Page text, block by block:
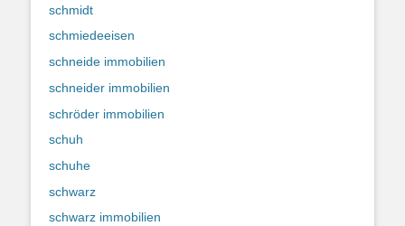
schmidt
schmiedeeisen
schneide immobilien
schneider immobilien
schröder immobilien
schuh
schuhe
schwarz
schwarz immobilien